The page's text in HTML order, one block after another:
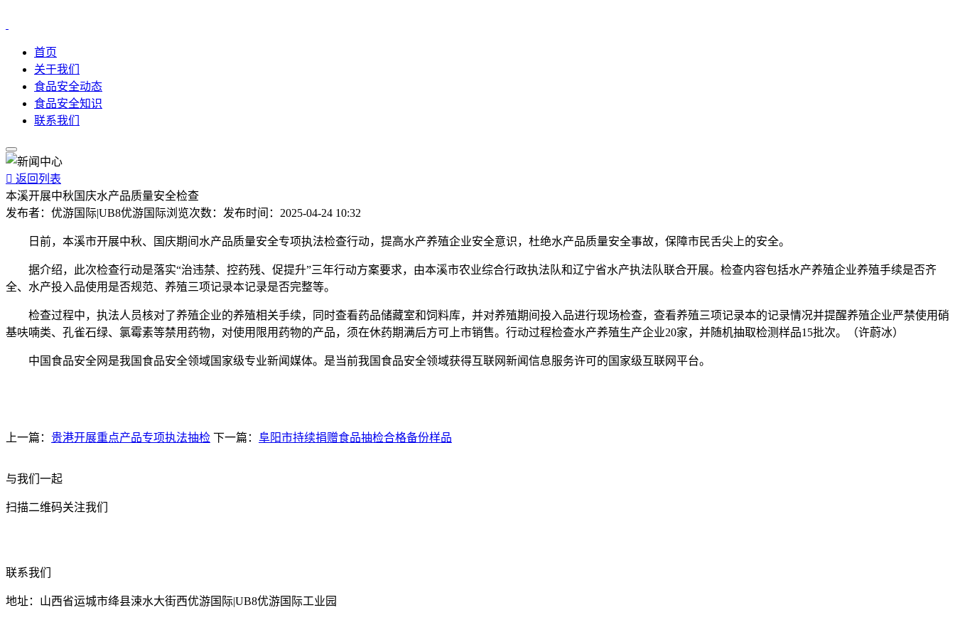
首页
关于我们
食品安全动态
食品安全知识
联系我们
 返回列表
本溪开展中秋国庆水产品质量安全检查
发布者： 优游国际|UB8优游国际浏览次数： 发布时间： 2025-04-24 10:32
日前，本溪市开展中秋、国庆期间水产品质量安全专项执法检查行动，提高水产养殖企业安全意识，杜绝水产品质量安全事故，保障市民舌尖上的安全。
据介绍，此次检查行动是落实“治违禁、控药残、促提升”三年行动方案要求，由本溪市农业综合行政执法队和辽宁省水产执法队联合开展。检查内容包括水产养殖企业养殖手续是否齐
全、水产投入品使用是否规范、养殖三项记录本记录是否完整等。
检查过程中，执法人员核对了养殖企业的养殖相关手续，同时查看药品储藏室和饲料库，并对养殖期间投入品进行现场检查，查看养殖三项记录本的记录情况并提醒养殖企业严禁使用硝
基呋喃类、孔雀石绿、氯霉素等禁用药物，对使用限用药物的产品，须在休药期满后方可上市销售。行动过程检查水产养殖生产企业20家，并随机抽取检测样品15批次。（许蔚冰）
中国食品安全网是我国食品安全领域国家级专业新闻媒体。是当前我国食品安全领域获得互联网新闻信息服务许可的国家级互联网平台。
上一篇： 贵港开展重点产品专项执法抽检 下一篇： 阜阳市持续捐赠食品抽检合格备份样品
与我们一起
扫描二维码关注我们
联系我们
地址：山西省运城市绛县涑水大街西优游国际|UB8优游国际工业园